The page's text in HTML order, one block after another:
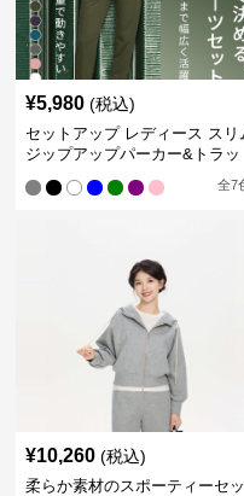
¥5,980 (税込)
セットアップ レディース スリ
ジップアップパーカー&トラッ
全7
¥10,260 (税込)
柔らか素材のスポーティーセッ